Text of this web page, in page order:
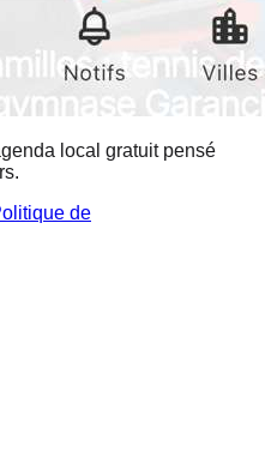
local gratuit pensé
de